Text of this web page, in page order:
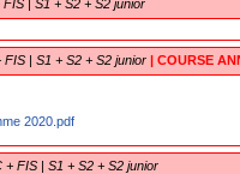
FIS | S1 + S2 + S2 junior
FIS | S1 + S2 + S2 junior | COURSE
2020.pdf
+ FIS | S1 + S2 + S2 junior